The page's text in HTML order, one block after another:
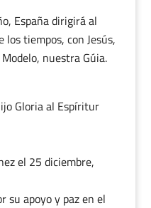
España dirigirá al
tiempos, con Jesús,
nuestra Gúia.
Gloria al Espíritur
el 25 diciembre,
su apoyo y paz en el